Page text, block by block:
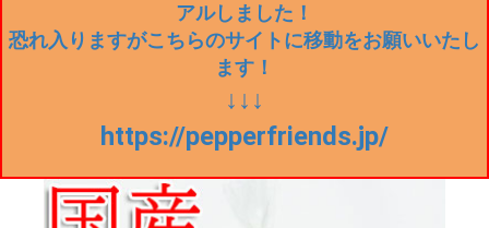
アルしました！
恐れ入りますがこちらのサイトに移動をお願いいたし
ます！
↓↓↓
https://pepperfriends.jp/